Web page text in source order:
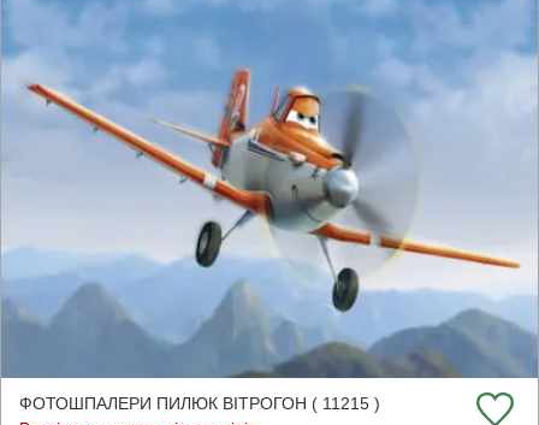
ФОТОШПАЛЕРИ ПИЛЮК ВІТРОГОН ( 11215 )